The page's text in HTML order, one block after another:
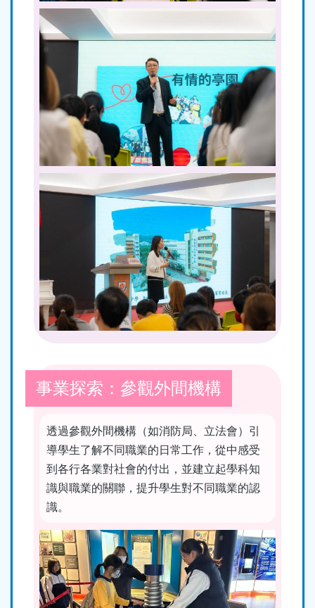
事業探索：參觀外間機構
透過參觀外間機構（如消防局、立法會）引
導學生了解不同職業的日常工作，從中感受
到各行各業對社會的付出，並建立起學科知
識與職業的關聯，提升學生對不同職業的認
識。